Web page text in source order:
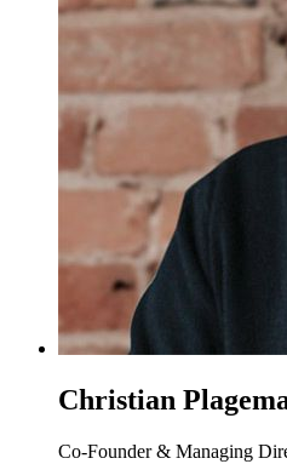
Christian
Co-Founder & Managing